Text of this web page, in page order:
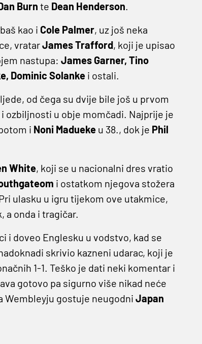
Burn te Dean Henderson.
kao i Cole Palmer, uz još neka
vratarJames Trafford, koji je upisao
nastupa: James Garner, Tino
Dominic Solanke i ostali.
od čega su dvije bile još u prvom
ozbiljnosti u obje momčadi. Najprije je
i Noni Madueke u 38., dok je Phil
White, koji se u nacionalni dres vratio
i ostatkom njegova stožera
ulasku u igru tijekom ove utakmice,
a onda i tragičar.
i doveo Englesku u vodstvo, kad se
skrivio kazneni udarac, koji je
1-1. Teško je dati neki komentar i
gotovo pa sigurno više nikad neće
Wembleyju gostuje neugodni Japan